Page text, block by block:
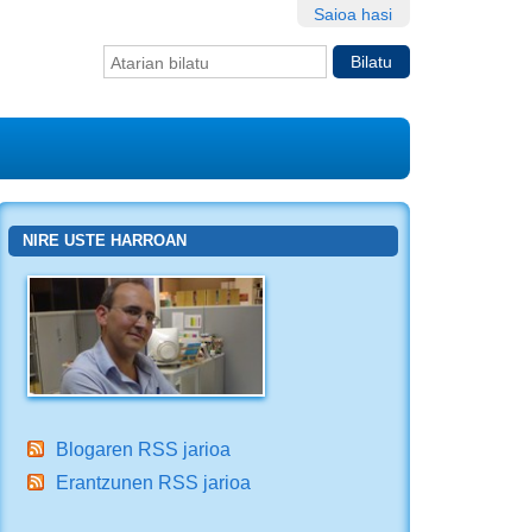
Saioa hasi
Bilatu atarian
NIRE USTE HARROAN
Blogaren RSS jarioa
Erantzunen RSS jarioa